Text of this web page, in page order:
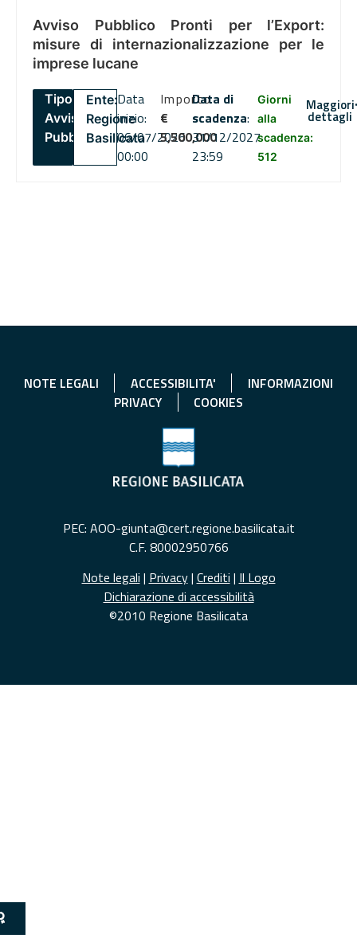
Avviso Pubblico Pronti per l’Export:
misure di internazionalizzazione per le
imprese lucane
Tipo:
Avviso
Pubblico
Ente:
Regione
Basilicata
Data
inizio:
06/07/2026
00:00
Importo
€
5,500,000
Data di
scadenza:
31/12/2027
23:59
Giorni
alla
scadenza:
512
Maggiori
dettagli
NOTE LEGALI ACCESSIBILITA'
INFORMAZIONI
PRIVACY
COOKIES
PEC: AOO-giunta@cert.regione.basilicata.it
C.F. 80002950766
Note legali | Privacy| Crediti | Il Logo
Dichiarazione di accessibilità
©2010 Regione Basilicata